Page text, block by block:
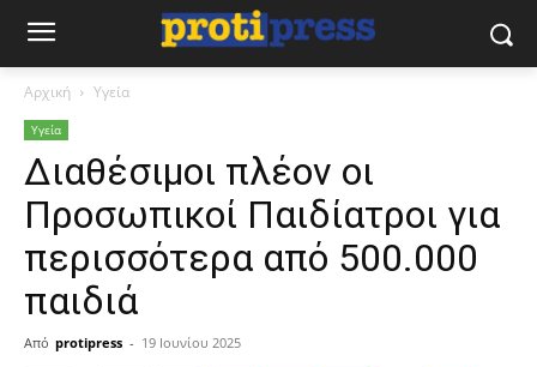
Αρχική Υγεία
Υγεία
Διαθέσιμοι πλέον οι
Προσωπικοί Παιδίατροι για
περισσότερα από 500.000
παιδιά
Από protipress - 19 Ιουνίου 2025